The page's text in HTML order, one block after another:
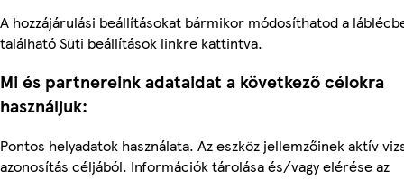
A hozzájárulási beállításokat bármikor módosíthatod a
található Süti beállítások linkre kattintva.
Mi és partnereink adataidat a következő célokra
használjuk:
Pontos helyadatok használata. Az eszköz jellemzőinek aktív
azonosítás céljából. Információk tárolása és/vagy elérése az